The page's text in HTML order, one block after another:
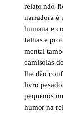
relato não-
narradora é
humana e
falhas e
mental
camisolas
lhe dão
livro
pequenos
humor na